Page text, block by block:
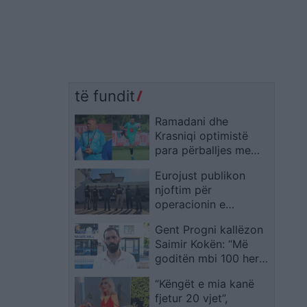
të fundit
Ramadani dhe
Krasniqi optimistë
para përballjes me
kërkon të kthehet me
rezultat të favorshëm
Eurojust publikon
njoftim për
operacionin e
Kosovë
Gent Progni kallëzon
Saimir Kokën: “Më
goditën mbi 100 herë”,
nga policia dhe për
dhunën e 2 korrikut
“Këngët e mia kanë
fjetur 20 vjet”,